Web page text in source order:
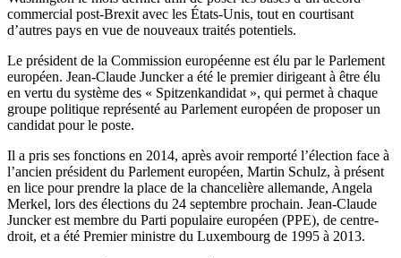
commercial post-Brexit avec les États-Unis, tout en courtisant
d’autres pays en vue de nouveaux traités potentiels.
Le président de la Commission européenne est élu par le Parlement
européen. Jean-Claude Juncker a été le premier dirigeant à être élu
en vertu du système des « Spitzenkandidat », qui permet à chaque
groupe politique représenté au Parlement européen de proposer un
candidat pour le poste.
Il a pris ses fonctions en 2014, après avoir remporté l’élection face à
l’ancien président du Parlement européen, Martin Schulz, à présent
en lice pour prendre la place de la chancelière allemande, Angela
Merkel, lors des élections du 24 septembre prochain. Jean-Claude
Juncker est membre du Parti populaire européen (PPE), de centre-
droit, et a été Premier ministre du Luxembourg de 1995 à 2013.